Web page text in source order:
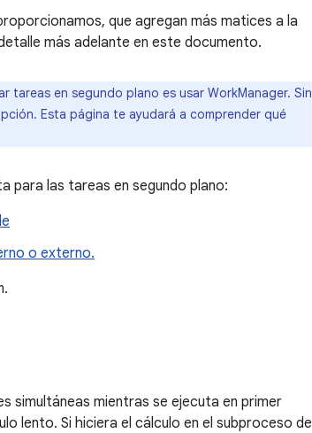
que agregan más matices a la
más adelante en este documento.
tareas en segundo plano es usar WorkManager. Sin
Esta página te ayudará a comprender qué
para las tareas en segundo plano:
o externo.
simultáneas mientras se ejecuta en primer
lento. Si hiciera el cálculo en el subproceso de